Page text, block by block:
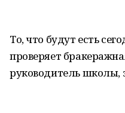
То, что будут есть
проверяет
руководитель школы,